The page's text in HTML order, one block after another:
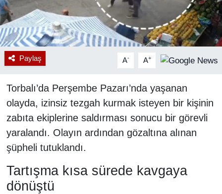
Paylaş A- A+
Torbalı’da Perşembe Pazarı’nda yaşanan
olayda, izinsiz tezgah kurmak isteyen bir kişinin
zabıta ekiplerine saldırması sonucu bir görevli
yaralandı. Olayın ardından gözaltına alınan
şüpheli tutuklandı.
Tartışma kısa sürede kavgaya
dönüştü